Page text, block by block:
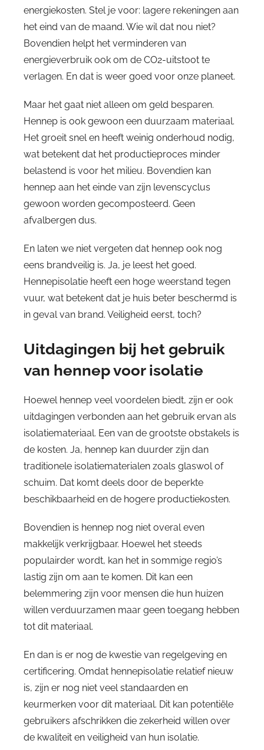
energiekosten. Stel je voor: lagere rekeningen aan
het eind van de maand. Wie wil dat nou niet?
Bovendien helpt het verminderen van
energieverbruik ook om de CO2-uitstoot te
verlagen. En dat is weer goed voor onze planeet.
Maar het gaat niet alleen om geld besparen.
Hennep is ook gewoon een duurzaam materiaal.
Het groeit snel en heeft weinig onderhoud nodig,
wat betekent dat het productieproces minder
belastend is voor het milieu. Bovendien kan
hennep aan het einde van zijn levenscyclus
gewoon worden gecomposteerd. Geen
afvalbergen dus.
En laten we niet vergeten dat hennep ook nog
eens brandveilig is. Ja, je leest het goed.
Hennepisolatie heeft een hoge weerstand tegen
vuur, wat betekent dat je huis beter beschermd is
in geval van brand. Veiligheid eerst, toch?
Uitdagingen bij het gebruik
van hennep voor isolatie
Hoewel hennep veel voordelen biedt, zijn er ook
uitdagingen verbonden aan het gebruik ervan als
isolatiemateriaal. Een van de grootste obstakels is
de kosten. Ja, hennep kan duurder zijn dan
traditionele isolatiematerialen zoals glaswol of
schuim. Dat komt deels door de beperkte
beschikbaarheid en de hogere productiekosten.
Bovendien is hennep nog niet overal even
makkelijk verkrijgbaar. Hoewel het steeds
populairder wordt, kan het in sommige regio’s
lastig zijn om aan te komen. Dit kan een
belemmering zijn voor mensen die hun huizen
willen verduurzamen maar geen toegang hebben
tot dit materiaal.
En dan is er nog de kwestie van regelgeving en
certificering. Omdat hennepisolatie relatief nieuw
is, zijn er nog niet veel standaarden en
keurmerken voor dit materiaal. Dit kan potentiële
gebruikers afschrikken die zekerheid willen over
de kwaliteit en veiligheid van hun isolatie.